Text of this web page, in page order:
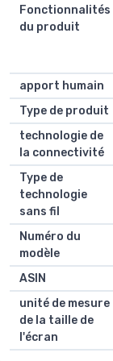
Fonctionnalités
du produit
apport humain
Type de produit
technologie de
la connectivité
Type de
technologie
sans fil
Numéro du
modèle
ASIN
unité de mesure
de la taille de
l'écran